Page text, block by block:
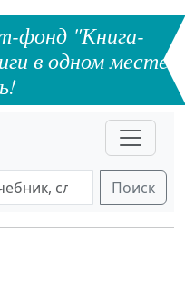
фонд "Книга-
в одном месте
Поиск